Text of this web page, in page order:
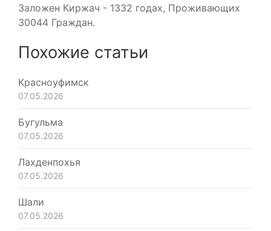
Заложен Киржач - 1332 годах, Проживающих
30044 Граждан.
Похожие статьи
Красноуфимск
07.05.2026
Бугульма
07.05.2026
Лахденпохья
07.05.2026
Шали
07.05.2026